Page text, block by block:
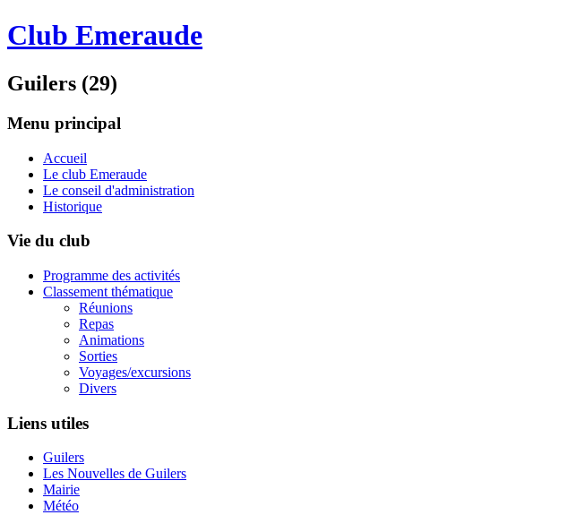
Club Emeraude
Guilers (29)
Menu principal
Accueil
Le club Emeraude
Le conseil d'administration
Historique
Vie du club
Programme des activités
Classement thématique
Réunions
Repas
Animations
Sorties
Voyages/excursions
Divers
Liens utiles
Guilers
Les Nouvelles de Guilers
Mairie
Météo